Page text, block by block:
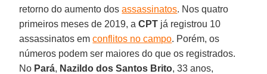
retorno do aumento dosassassinatos. Nos quatro
primeiros meses de 2019, aCPT já registrou 10
assassinatos emconflitos no campo. Porém, os
números podem ser maiores do que os registrados.
No Pará, Nazildo dos Santos Brito, 33 anos,